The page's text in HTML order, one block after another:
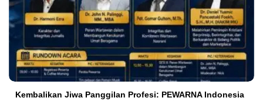
Kembalikan Jiwa Panggilan Profesi: PEWARNA Indonesia